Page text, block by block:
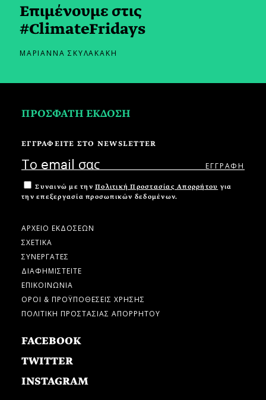
Επιμένουμε στις
#ClimateFridays
ΜΑΡΙΑΝΝΑ ΣΚΥΛΑΚΑΚΗ
ΠΡΟΣΦΑΤΗ ΕΚΔΟΣΗ
ΕΓΓΡΑΦΕΙΤΕ ΣΤΟ NEWSLETTER
Συναινώ με την Πολιτική Προστασίας Απορρήτου για
την επεξεργασία προσωπικών δεδομένων.
ΑΡΧΕΙΟ ΕΚΔΟΣΕΩΝ
ΣΧΕΤΙΚΑ
ΣΥΝΕΡΓΑΤΕΣ
ΔΙΑΦΗΜΙΣΤΕΙΤΕ
ΕΠΙΚΟΙΝΩΝΙΑ
ΟΡΟΙ & ΠΡΟΫΠΟΘΕΣΕΙΣ ΧΡΗΣΗΣ
ΠΟΛΙΤΙΚΗ ΠΡΟΣΤΑΣΙΑΣ ΑΠΟΡΡΗΤΟΥ
FACEBOOK
TWITTER
INSTAGRAM